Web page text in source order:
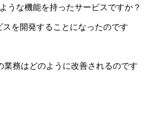
うな機能を持ったサービスですか？
スを開発することになったのです
業務はどのように改善されるのです